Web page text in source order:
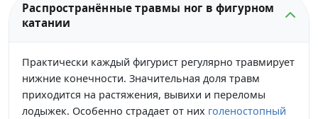
Распространённые травмы ног в фигурном
катании
Практически каждый фигурист регулярно травмирует
нижние конечности. Значительная доля травм
приходится на растяжения, вывихи и переломы
лодыжек. Особенно страдает от них голеностопный